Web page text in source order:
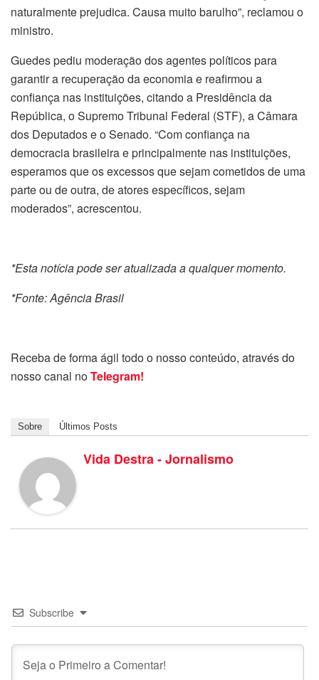
naturalmente prejudica. Causa muito barulho”, reclamou o
ministro.
Guedes pediu moderação dos agentes políticos para
garantir a recuperação da economia e reafirmou a
confiança nas instituições, citando a Presidência da
República, o Supremo Tribunal Federal (STF), a Câmara
dos Deputados e o Senado. “Com confiança na
democracia brasileira e principalmente nas instituições,
esperamos que os excessos que sejam cometidos de uma
parte ou de outra, de atores específicos, sejam
moderados”, acrescentou.
*Esta notícia pode ser atualizada a qualquer momento.
*Fonte: Agência Brasil
Receba de forma ágil todo o nosso conteúdo, através do
nosso canal noTelegram!
Sobre Últimos Posts
Vida Destra - Jornalismo
Subscribe